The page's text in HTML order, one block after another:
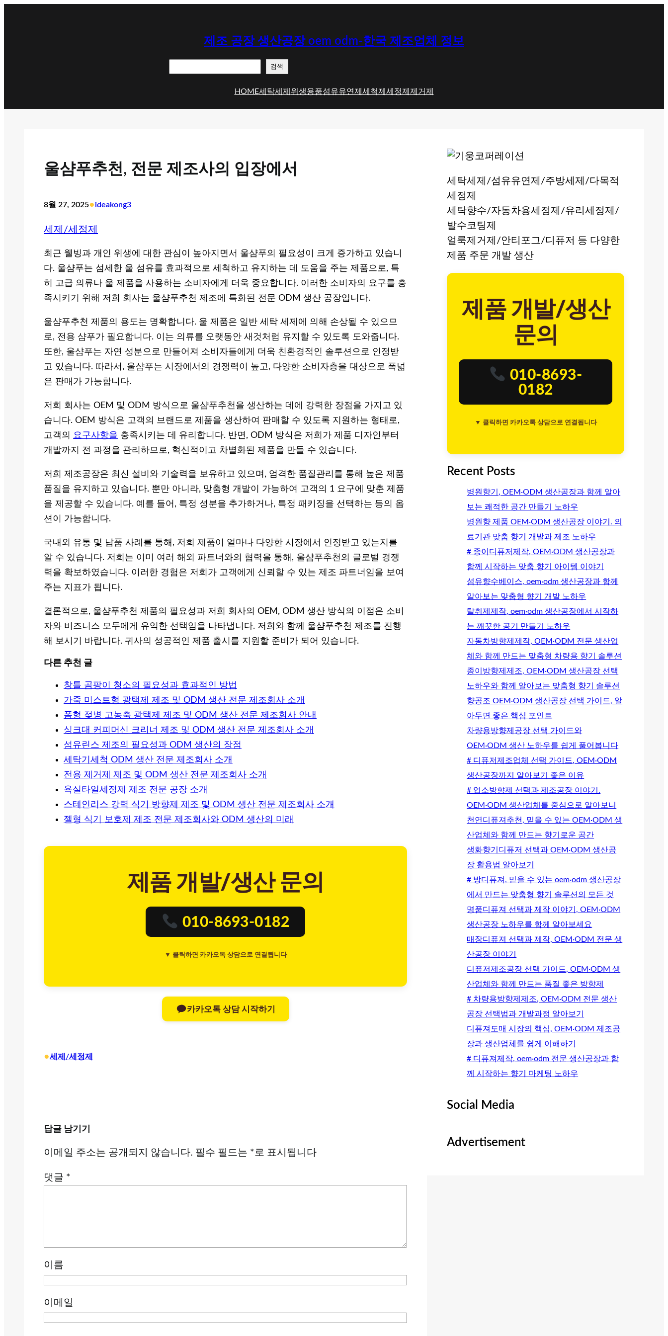
제조 공장 생산공장 oem odm-한국 제조업체 정보
검색
HOME세탁세제 위생용품섬유유연제 세척제 세정제 제거제
울샴푸추천, 전문 제조사의 입장에서
8월 27, 2025•ideakong3
세제/세정제
최근 웰빙과 개인 위생에 대한 관심이 높아지면서 울샴푸의 필요성이 크게 증가하고 있습니
다. 울샴푸는 섬세한 울 섬유를 효과적으로 세척하고 유지하는 데 도움을 주는 제품으로, 특
히 고급 의류나 울 제품을 사용하는 소비자에게 더욱 중요합니다. 이러한 소비자의 요구를 충
족시키기 위해 저희 회사는 울샴푸추천 제조에 특화된 전문 ODM 생산 공장입니다.
울샴푸추천 제품의 용도는 명확합니다. 울 제품은 일반 세탁 세제에 의해 손상될 수 있으므
로, 전용 샴푸가 필요합니다. 이는 의류를 오랫동안 새것처럼 유지할 수 있도록 도와줍니다.
또한, 울샴푸는 자연 성분으로 만들어져 소비자들에게 더욱 친환경적인 솔루션으로 인정받
고 있습니다. 따라서, 울샴푸는 시장에서의 경쟁력이 높고, 다양한 소비자층을 대상으로 폭넓
은 판매가 가능합니다.
저희 회사는 OEM 및 ODM 방식으로 울샴푸추천을 생산하는 데에 강력한 장점을 가지고 있
습니다. OEM 방식은 고객의 브랜드로 제품을 생산하여 판매할 수 있도록 지원하는 형태로,
고객의 요구사항을 충족시키는 데 유리합니다. 반면, ODM 방식은 저희가 제품 디자인부터
개발까지 전 과정을 관리하므로, 혁신적이고 차별화된 제품을 만들 수 있습니다.
저희 제조공장은 최신 설비와 기술력을 보유하고 있으며, 엄격한 품질관리를 통해 높은 제품
품질을 유지하고 있습니다. 뿐만 아니라, 맞춤형 개발이 가능하여 고객의 1 요구에 맞춘 제품
을 제공할 수 있습니다. 예를 들어, 특정 성분을 추가하거나, 특정 패키징을 선택하는 등의 옵
션이 가능합니다.
국내외 유통 및 납품 사례를 통해, 저희 제품이 얼마나 다양한 시장에서 인정받고 있는지를
알 수 있습니다. 저희는 이미 여러 해외 파트너와의 협력을 통해, 울샴푸추천의 글로벌 경쟁
력을 확보하였습니다. 이러한 경험은 저희가 고객에게 신뢰할 수 있는 제조 파트너임을 보여
주는 지표가 됩니다.
결론적으로, 울샴푸추천 제품의 필요성과 저희 회사의 OEM, ODM 생산 방식의 이점은 소비
자와 비즈니스 모두에게 유익한 선택임을 나타냅니다. 저희와 함께 울샴푸추천 제조를 진행
해 보시기 바랍니다. 귀사의 성공적인 제품 출시를 지원할 준비가 되어 있습니다.
다른 추천 글
창틀 곰팡이 청소의 필요성과 효과적인 방법
가죽 미스트형 광택제 제조 및 ODM 생산 전문 제조회사 소개
폼형 젖병 고농축 광택제 제조 및 ODM 생산 전문 제조회사 안내
싱크대 커피머신 크리너 제조 및 ODM 생산 전문 제조회사 소개
섬유린스 제조의 필요성과 ODM 생산의 장점
세탁기세척 ODM 생산 전문 제조회사 소개
전용 제거제 제조 및 ODM 생산 전문 제조회사 소개
욕실타일세정제 제조 전문 공장 소개
스테인리스 강력 식기 방향제 제조 및 ODM 생산 전문 제조회사 소개
젤형 식기 보호제 제조 전문 제조회사와 ODM 생산의 미래
제품 개발/생산 문의
010-8693-0182
▼ 클릭하면 카카오톡 상담으로 연결됩니다
카카오톡 상담 시작하기
•세제/세정제
답글 남기기
이메일 주소는 공개되지 않습니다. 필수 필드는 *로 표시됩니다
댓글 *
이름
이메일
세탁세제/섬유유연제/주방세제/다목적
세정제
세탁향수/자동차용세정제/유리세정제/
발수코팅제
얼룩제거제/안티포그/디퓨저 등 다양한
제품 주문 개발 생산
제품 개발/생산
문의
010-8693-
0182
▼ 클릭하면 카카오톡 상담으로 연결됩니다
Recent Posts
병원향기, OEM·ODM 생산공장과 함께 알아
보는 쾌적한 공간 만들기 노하우
병원향 제품 OEM·ODM 생산공장 이야기. 의
료기관 맞춤 향기 개발과 제조 노하우
# 종이디퓨저제작, OEM·ODM 생산공장과
함께 시작하는 맞춤 향기 아이템 이야기
섬유향수베이스, oem·odm 생산공장과 함께
알아보는 맞춤형 향기 개발 노하우
탈취제제작, oem·odm 생산공장에서 시작하
는 깨끗한 공기 만들기 노하우
자동차방향제제작, OEM·ODM 전문 생산업
체와 함께 만드는 맞춤형 차량용 향기 솔루션
종이방향제제조, OEM·ODM 생산공장 선택
노하우와 함께 알아보는 맞춤형 향기 솔루션
향공조 OEM·ODM 생산공장 선택 가이드, 알
아두면 좋은 핵심 포인트
차량용방향제공장 선택 가이드와
OEM·ODM 생산 노하우를 쉽게 풀어봅니다
# 디퓨저제조업체 선택 가이드, OEM·ODM
생산공장까지 알아보기 좋은 이유
# 업소방향제 선택과 제조공장 이야기.
OEM·ODM 생산업체를 중심으로 알아보니
천연디퓨져추천, 믿을 수 있는 OEM·ODM 생
산업체와 함께 만드는 향기로운 공간
생화향기디퓨저 선택과 OEM·ODM 생산공
장 활용법 알아보기
# 방디퓨져, 믿을 수 있는 oem·odm 생산공장
에서 만드는 맞춤형 향기 솔루션의 모든 것
명품디퓨져 선택과 제작 이야기, OEM·ODM
생산공장 노하우를 함께 알아보세요
매장디퓨져 선택과 제작, OEM·ODM 전문 생
산공장 이야기
디퓨저제조공장 선택 가이드, OEM·ODM 생
산업체와 함께 만드는 품질 좋은 방향제
# 차량용방향제제조, OEM·ODM 전문 생산
공장 선택법과 개발과정 알아보기
디퓨져도매 시장의 핵심, OEM·ODM 제조공
장과 생산업체를 쉽게 이해하기
# 디퓨져제작, oem·odm 전문 생산공장과 함
께 시작하는 향기 마케팅 노하우
Social Media
Advertisement